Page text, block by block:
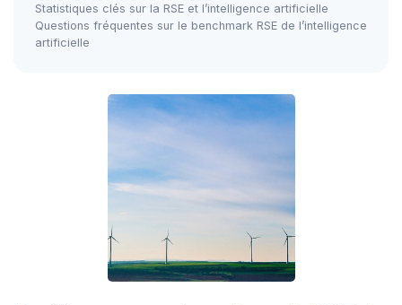
Statistiques clés sur la RSE et l’intelligence artificielle
Questions fréquentes sur le benchmark RSE de l’intelligence
artificielle